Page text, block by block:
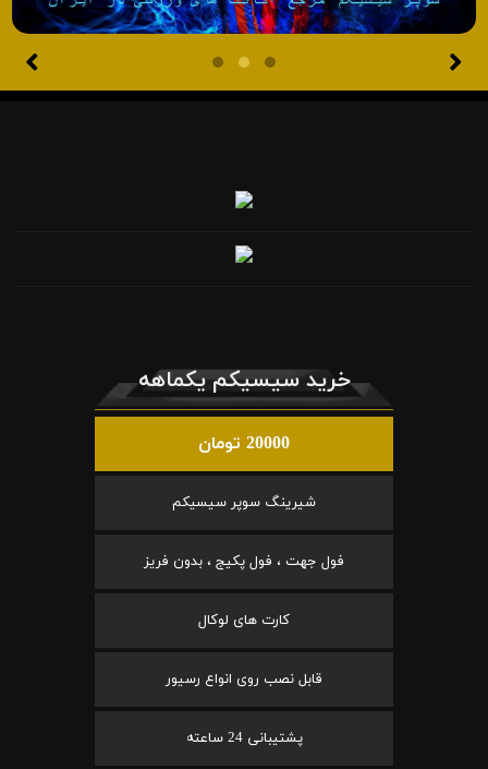
خرید سیسیکم یکماهه
20000 تومان
شیرینگ سوپر سیسیکم
فول جهت ، فول پکیج ، بدون فریز
کارت های لوکال
قابل نصب روی انواع رسیور
پشتیبانی 24 ساعته